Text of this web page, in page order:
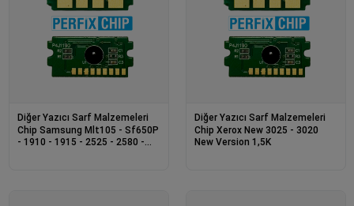
Diğer Yazıcı Sarf Malzemeleri
Chip Samsung Mlt105 - Sf650P
- 1910 - 1915 - 2525 - 2580 -
Diğer Yazıcı Sarf Malzemeleri
Chip Xerox New 3025 - 3020
New Version 1,5K